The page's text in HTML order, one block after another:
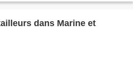
dans Marine et